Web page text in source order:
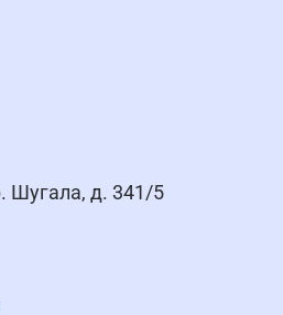
Шугала, д. 341/5